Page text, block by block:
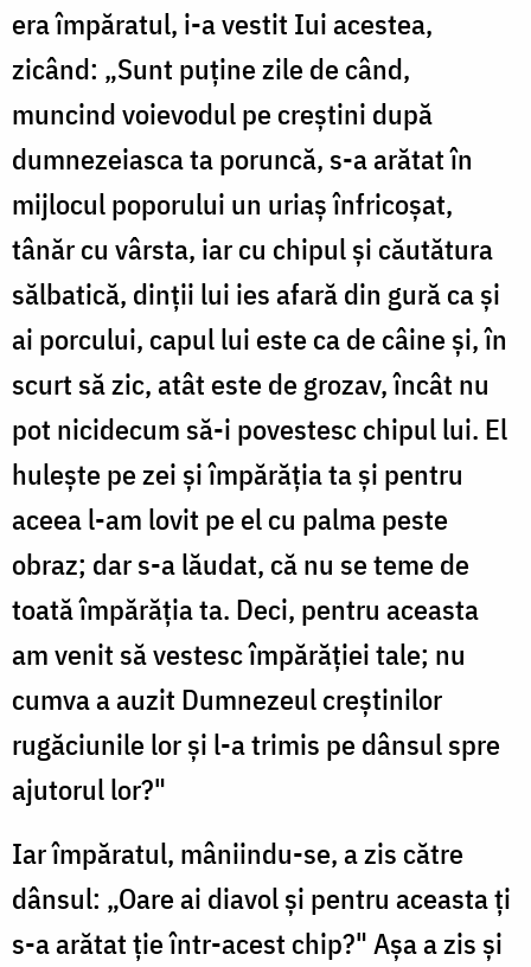
era împăratul, i-a vestit Iui acestea,
zicând: „Sunt puține zile de când,
muncind voievodul pe creștini după
dumnezeiasca ta poruncă, s-a arătat în
mijlocul poporului un uriaș înfricoșat,
tânăr cu vârsta, iar cu chipul și căutătura
sălbatică, dinții lui ies afară din gură ca și
ai porcului, capul lui este ca de câine și, în
scurt să zic, atât este de grozav, încât nu
pot nicidecum să-i povestesc chipul lui. El
hulește pe zei și împărăția ta și pentru
aceea l-am lovit pe el cu palma peste
obraz; dar s-a lăudat, că nu se teme de
toată împărăția ta. Deci, pentru aceasta
am venit să vestesc împărăției tale; nu
cumva a auzit Dumnezeul creștinilor
rugăciunile lor și l-a trimis pe dânsul spre
ajutorul lor?"
Iar împăratul, mâniindu-se, a zis către
dânsul: „Oare ai diavol și pentru aceasta ți
s-a arătat ție într-acest chip?" Așa a zis și